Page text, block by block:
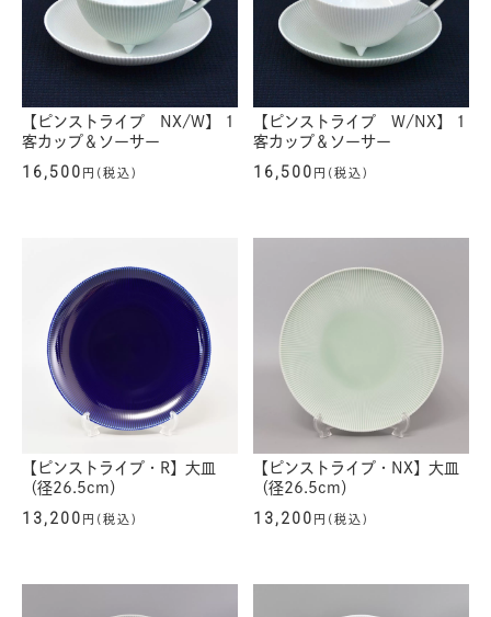
【ピンストライプ NX/W】 1
客カップ＆ソーサー
16,500 円(税込)
【ピンストライプ W/NX】 1
客カップ＆ソーサー
16,500 円(税込)
【ピンストライプ・R】大皿
（径26.5cm）
13,200 円(税込)
【ピンストライプ・NX】大皿
（径26.5cm）
13,200 円(税込)